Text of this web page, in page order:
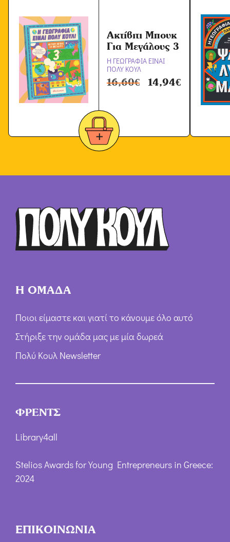
Ακτίβιτι Μπουκ
Για Μεγάλους 3
Η ΓΕΩΓΡΑΦΙΑ ΕΙΝΑΙ
ΠΟΛΥ ΚΟΥΛ
16,60€ 14,94€
Η ΟΜΑΔΑ
Ποιοι είμαστε και γιατί το κάνουμε όλο αυτό
Στήριξε την ομάδα μας με μία δωρεά
Πολύ Κουλ Newsletter
ΦΡΕΝΤΣ
Library4all
Stelios Awards for Young Entrepreneurs in Greece:
2024
ΕΠΙΚΟΙΝΩΝΙΑ